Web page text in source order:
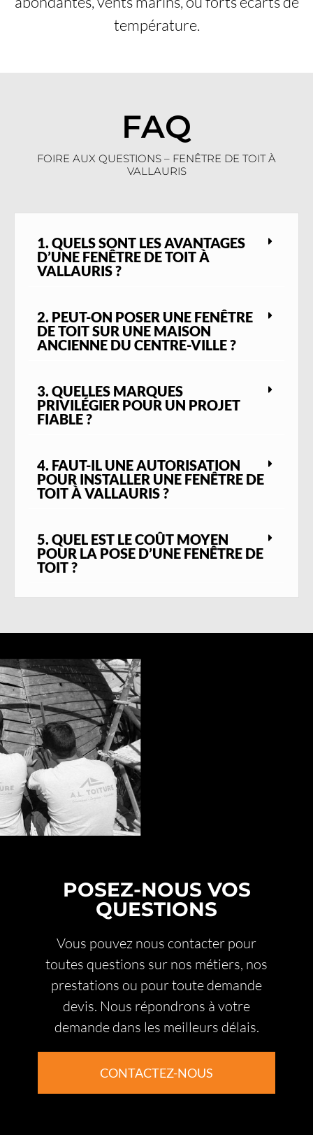
température.
FAQ
FOIRE AUX QUESTIONS – FENÊTRE DE TOIT À
VALLAURIS
1. QUELS SONT LES AVANTAGES
D’UNE FENÊTRE DE TOIT À
VALLAURIS ?
2. PEUT-ON POSER UNE FENÊTRE
DE TOIT SUR UNE MAISON
ANCIENNE DU CENTRE-VILLE ?
3. QUELLES MARQUES
PRIVILÉGIER POUR UN PROJET
FIABLE ?
4. FAUT-IL UNE AUTORISATION
POUR INSTALLER UNE FENÊTRE DE
TOIT À VALLAURIS ?
5. QUEL EST LE COÛT MOYEN
POUR LA POSE D’UNE FENÊTRE DE
TOIT ?
POSEZ-NOUS VOS
QUESTIONS
Vous pouvez nous contacter pour
toutes questions sur nos métiers, nos
prestations ou pour toute demande
devis. Nous répondrons à votre
demande dans les meilleurs délais.
CONTACTEZ-NOUS